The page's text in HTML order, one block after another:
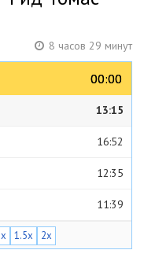
8 часов 29 минут
00:00
00:00
13:15
16:52
12:35
11:39
1.5x 2x